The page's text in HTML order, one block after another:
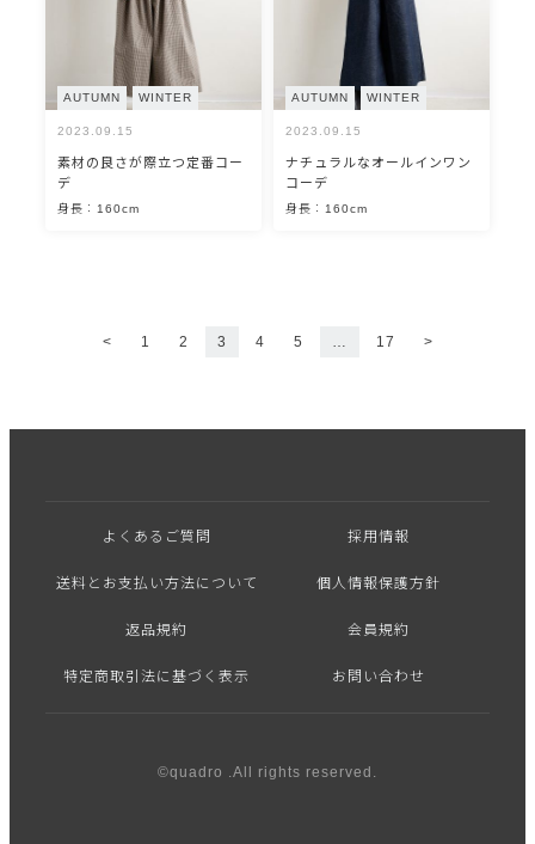
AUTUMN WINTER
2023.09.15
素材の良さが際立つ定番コー
デ
身長：160cm
AUTUMN WINTER
2023.09.15
ナチュラルなオールインワン
コーデ
身長：160cm
< 1 2 3 4 5 … 17 >
よくあるご質問 採用情報
送料とお支払い方法について 個人情報保護方針
返品規約 会員規約
特定商取引法に基づく表示 お問い合わせ
©quadro .All rights reserved.